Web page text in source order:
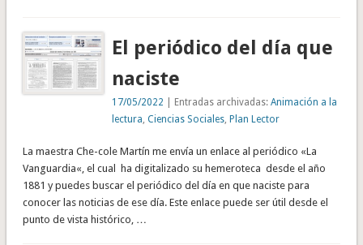
El periódico del día que
naciste
17/05/2022 | Entradas archivadas:Animación a la
lectura,Ciencias Sociales, Plan Lector
La maestra Che-cole Martín me envía un enlace al periódico «La
Vanguardia«, el cual ha digitalizado su hemeroteca desde el año
1881 y puedes buscar el periódico del día en que naciste para
conocer las noticias de ese día. Este enlace puede ser útil desde el
punto de vista histórico, …